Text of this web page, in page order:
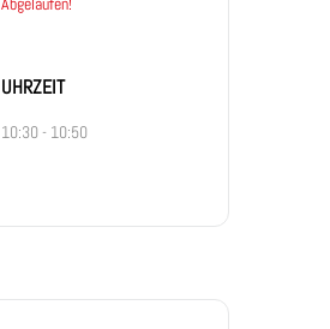
UHRZEIT
10:30 - 10:50